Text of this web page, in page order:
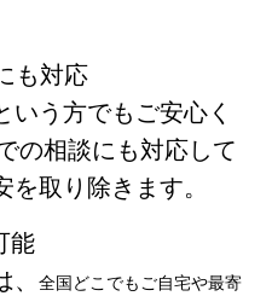
も対応
う方でもご安心く
の相談にも対応して
取り除きます。
能
全国どこでもご自宅や最寄